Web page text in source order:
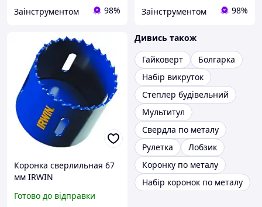
Заінструментом 98% Заінструментом 98%
Коронка сверлильная 67
мм IRWIN
10504192
Готово до відправки
Дивись також
Гайковерт
Болгарка
Набір викруток
Степлер будівельний
Мультитул
Свердла по металу
Рулетка
Лобзик
Коронку по металу
Набір коронок по металу